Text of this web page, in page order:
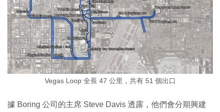
Vegas Loop 全長 47 公里，共有 51 個出口
據 Boring 公司的主席 Steve Davis 透露，他們會分期興建